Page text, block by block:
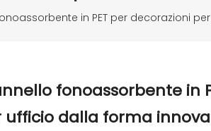
fonoassorbente in PET per decorazioni
fonoassorbente in
ufficio dalla forma